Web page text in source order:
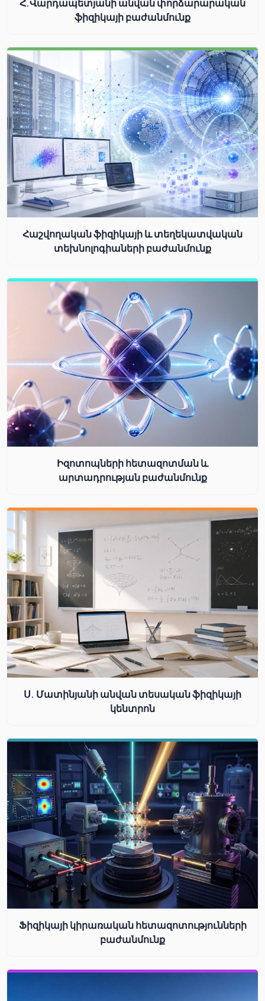
Հ.Վարդապետյանի անվան փորձարարական
ֆիզիկայի բաժանմունք
Հաշվողական ֆիզիկայի և տեղեկատվական
տեխնոլոգիաների բաժանմունք
Իզոտոպների հետազոտման և
արտադրության բաժանմունք
Ս. Մատինյանի անվան տեսական ֆիզիկայի
կենտրոն
Ֆիզիկայի կիրառական հետազոտությունների
բաժանմունք